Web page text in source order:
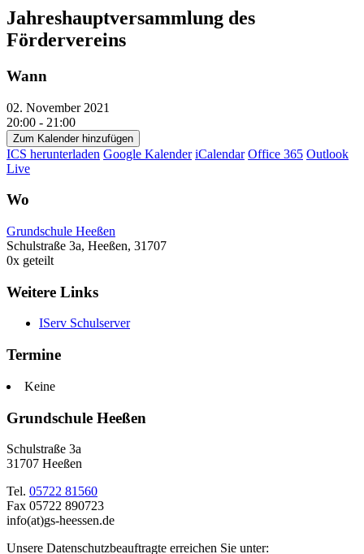
Jahreshauptversammlung des
Fördervereins
Wann
02. November 2021
20:00 - 21:00
Zum Kalender hinzufügen
ICS herunterladen Google Kalender iCalendar Office 365 Outlook
Live
Wo
Grundschule Heeßen
Schulstraße 3a, Heeßen, 31707
0x geteilt
Weitere Links
IServ Schulserver
Termine
Keine
Grundschule Heeßen
Schulstraße 3a
31707 Heeßen
Tel. 05722 81560
Fax 05722 890723
info(at)gs-heessen.de
Unsere Datenschutzbeauftragte erreichen Sie unter: